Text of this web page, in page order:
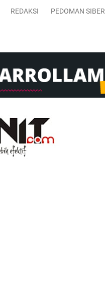
REDAKSI PEDOMAN SIBER